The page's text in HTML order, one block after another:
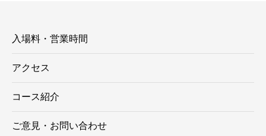
入場料・営業時間
アクセス
コース紹介
ご意見・お問い合わせ